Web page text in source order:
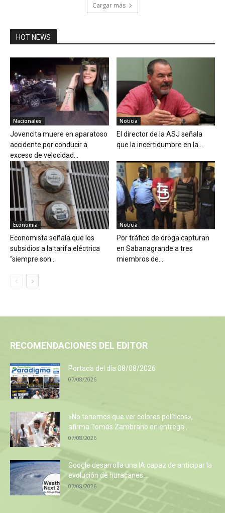
Cargar más
HOT NEWS
Nacionales
Jovencita muere en aparatoso
accidente por conducir a
exceso de velocidad...
Noticia
El director de la ASJ señala
que la incertidumbre en la...
Economía
Economista señala que los
subsidios a la tarifa eléctrica
“siempre son...
Noticia
Por tráfico de droga capturan
en Sabanagrande a tres
miembros de...
RECOMENDACIONES DEL EDITOR
Portada del día 08/08/2026
07/08/2026
«No tenemos que ver colores políticos»,
afirma Tomás Zambrano en entrega...
07/08/2026
Google desarrolla una IA capaz de anticipar la
evolución de huracanes...
07/08/2026